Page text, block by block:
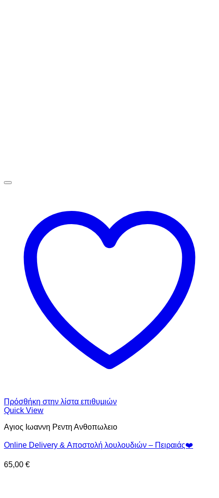
Πρόσθήκη στην λίστα επιθυμιών
Quick View
Αγιος Ιωαννη Ρεντη Ανθοπωλειο
Online Delivery & Αποστολή λουλουδιών – Πειραιάς❤️
65,00 €